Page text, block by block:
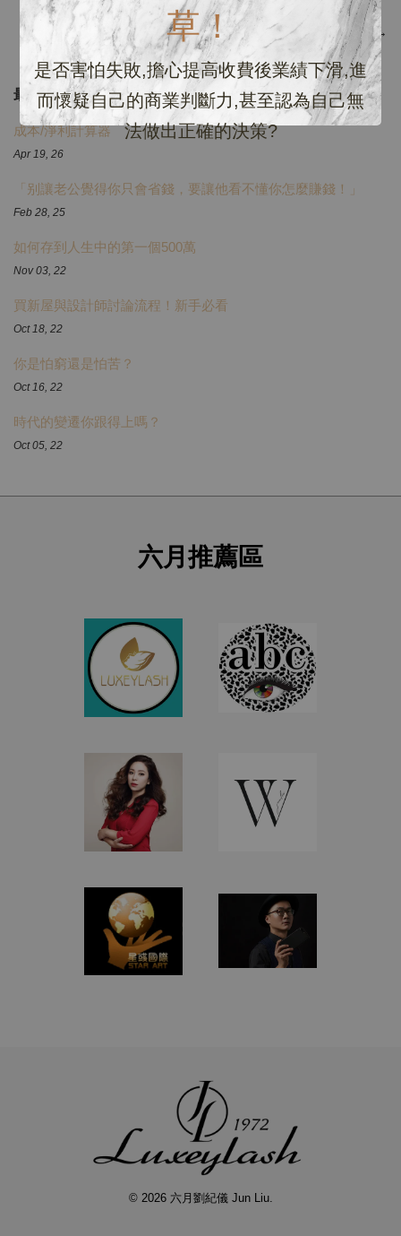
草！
是否害怕失敗,擔心提高收費後業績下滑,進
而懷疑自己的商業判斷力,甚至認為自己無
法做出正確的決策?
下一頁 →
最新文章
成本/淨利計算器
Apr 19, 26
「别讓老公覺得你只會省錢，要讓他看不懂你怎麼賺錢！」
Feb 28, 25
如何存到人生中的第一個500萬
Nov 03, 22
買新屋與設計師討論流程！新手必看
Oct 18, 22
你是怕窮還是怕苦？
Oct 16, 22
時代的變遷你跟得上嗎？
Oct 05, 22
六月推薦區
© 2026 六月劉紀儀 Jun Liu.